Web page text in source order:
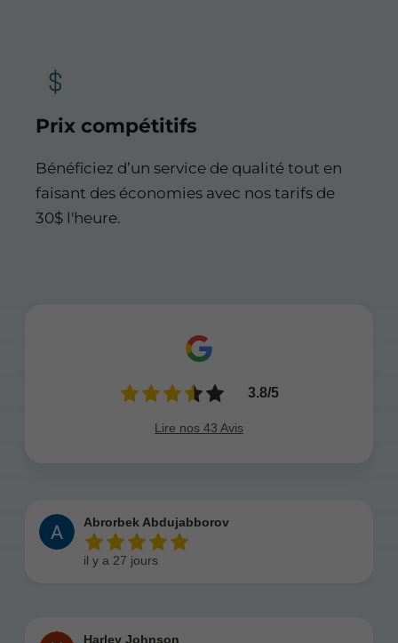
Prix compétitifs
Bénéficiez d’un service de qualité tout en
faisant des économies avec nos tarifs de
30$ l'heure.